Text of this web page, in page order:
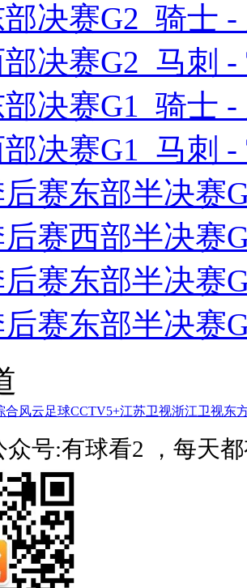
部决赛G2 骑士
决赛G2 马刺
部决赛G1 骑士
决赛G1 马刺
后赛东部半决赛
后赛西部半决赛
后赛东部半决赛
后赛东部半决赛
合风云足球CCTV5+江苏卫视浙江卫视东
众号:有球看2 ，每天